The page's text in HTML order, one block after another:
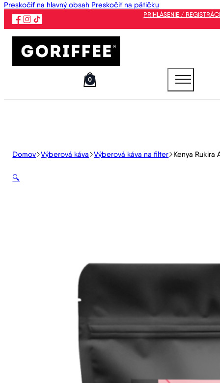
Preskočiť na hlavný obsah Preskočiť na pätičku
PRIHLÁSENIE /
0
Domov Výberová káva Výberová káva na filter Kenya Rukira
🔍